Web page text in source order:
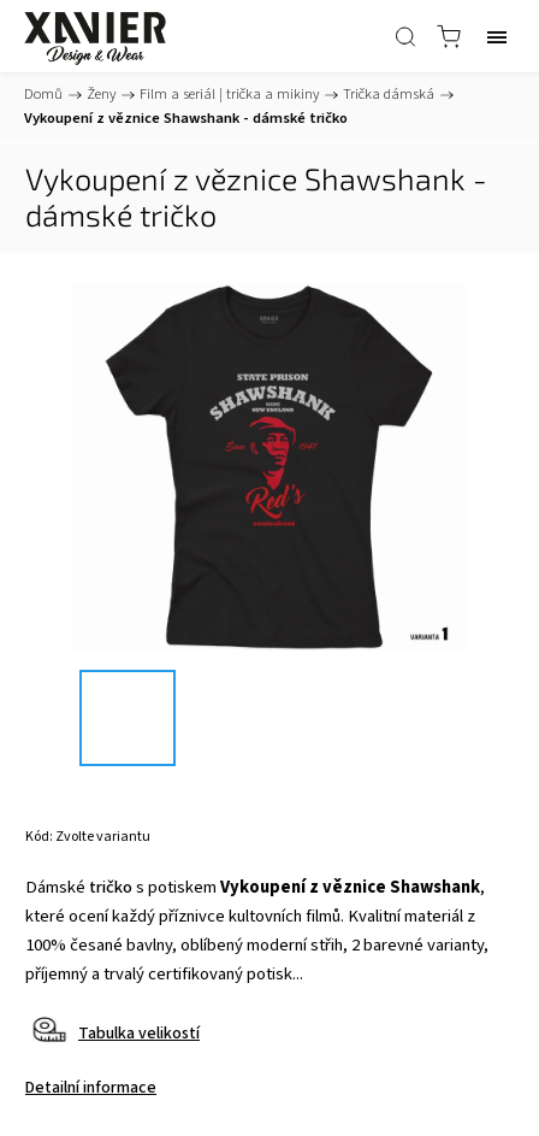
Domů / Ženy / Film a seriál | trička a mikiny / Trička dámská /
Vykoupení z věznice Shawshank - dámské tričko
Vykoupení z věznice Shawshank -
dámské tričko
Kód: Zvolte variantu
Dámské tričkos potiskemVykoupení z věznice Shawshank,
které ocení každý příznivce kultovních filmů. Kvalitní materiál z
100% česané bavlny, oblíbený moderní střih, 2 barevné varianty,
příjemný a trvalý certifikovaný potisk...
Tabulka velikostí
Detailní informace